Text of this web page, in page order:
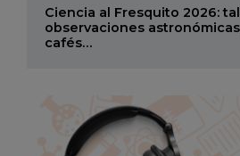
Ciencia al Fresquito 2026:
observaciones
cafés…